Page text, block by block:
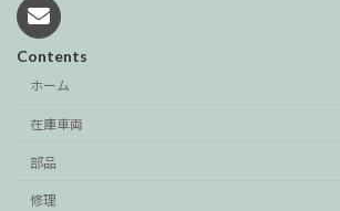
Contents
ホーム
在庫車両
部品
修理